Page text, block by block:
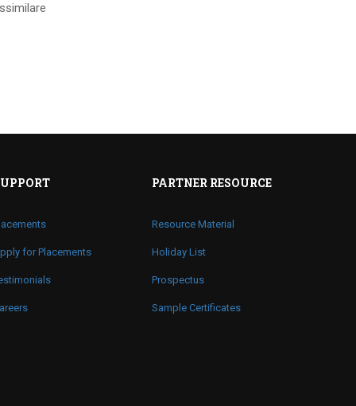
for Placements
PARTNER RESOURCE
Resource Material
Holiday List
Prospectus
Sample Certificates